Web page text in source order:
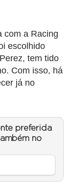
com a Racing
escolhido
tem tido
Com isso, há
já no
preferida
no